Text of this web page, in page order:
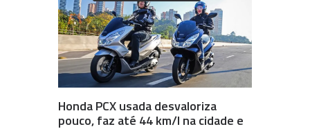
Honda PCX usada desvaloriza
pouco, faz até 44 km/l na cidade e